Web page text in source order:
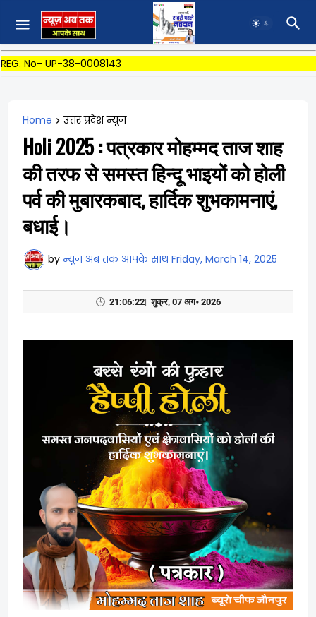
REG. No- UP-38-0008143
Home उत्तर प्रदेश न्यूज़
Holi 2025 : पत्रकार मोहम्मद ताज शाह
की तरफ से समस्त हिन्दू भाइयों को होली
पर्व की मुबारकबाद, हार्दिक शुभकामनाएं,
बधाई।
by न्यूज़ अब तक आपके साथ Friday, March 14, 2025
🕓 21:06:23| शुक्र, 07 अग॰ 2026